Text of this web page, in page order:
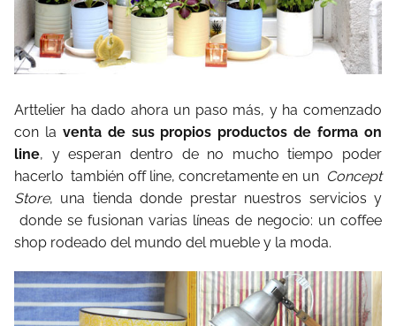
Arttelier ha dado ahora un paso más, y ha comenzado
con la venta de sus propios productos de forma on
line, y esperan dentro de no mucho tiempo poder
hacerlo también off line, concretamente en un Concept
Store, una tienda donde prestar nuestros servicios y
donde se fusionan varias líneas de negocio: un coffee
shop rodeado del mundo del mueble y la moda.